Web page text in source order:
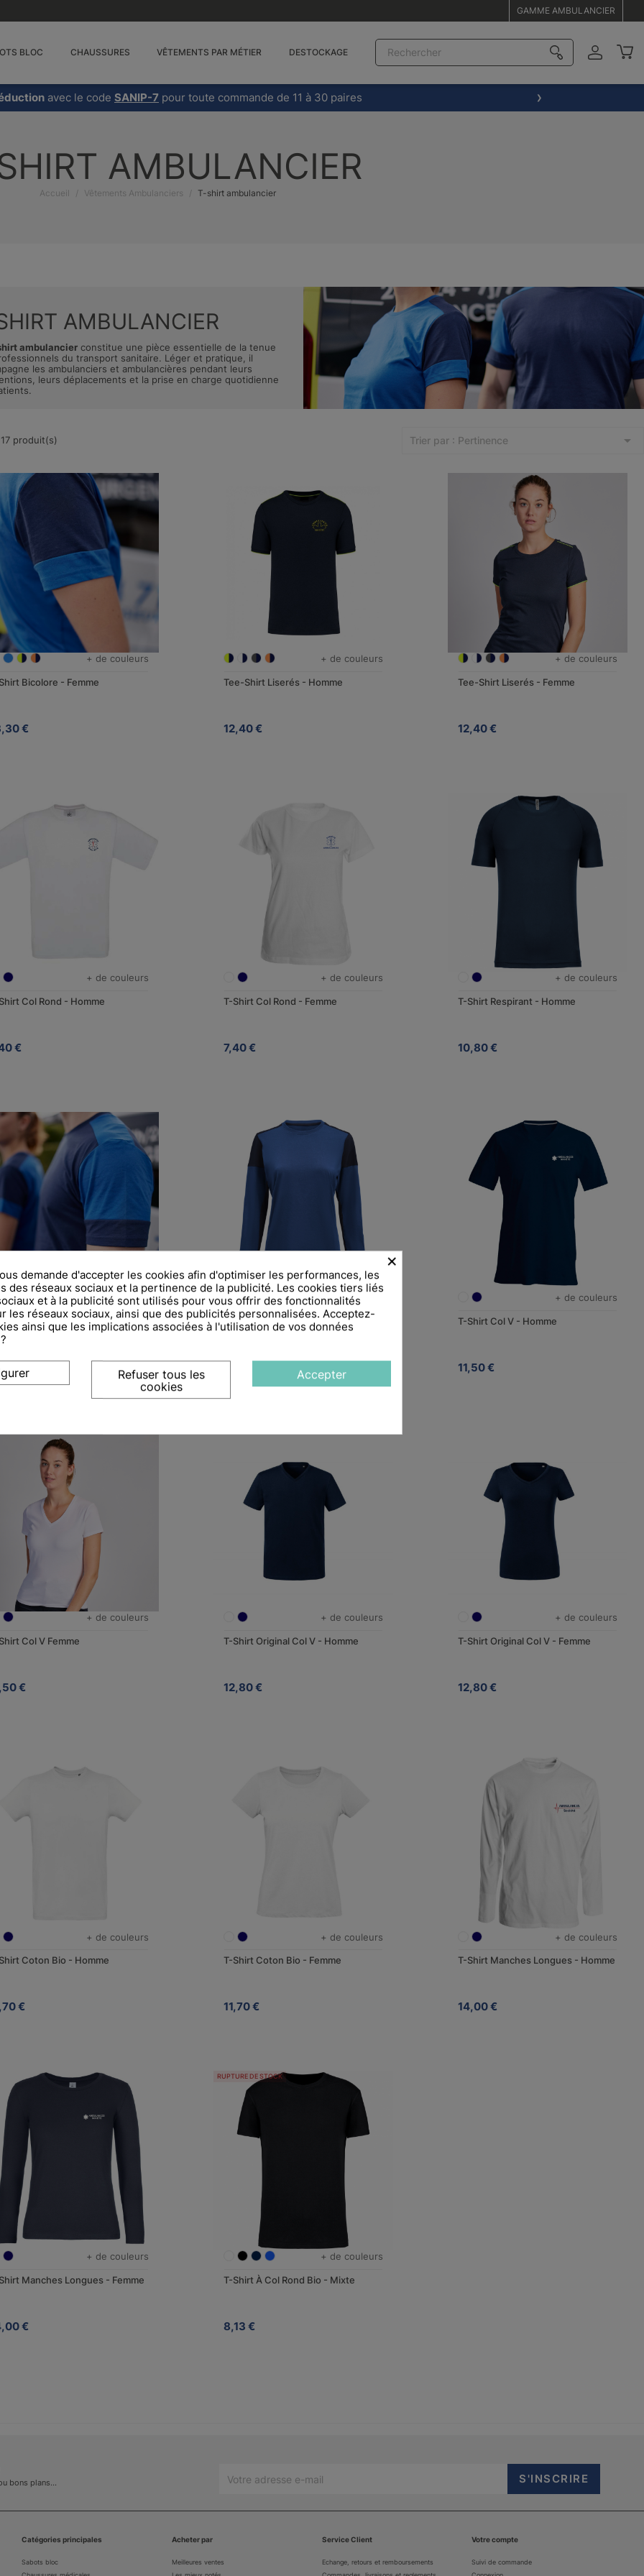
GAMME AMBULANCIER
BLOC CHAUSSURES VÊTEMENTS PAR MÉTIER DESTOCKAGE
avec le code SANIP-7 pour toute commande de 11 à 30 paires
AMBULANCIER
Accueil Vêtements Ambulanciers T-shirt ambulancier
AMBULANCIER
ambulancier constitue une pièce essentielle de la tenue
du transport sanitaire. Léger et pratique, il
les ambulanciers et ambulancières pendant leurs
leurs déplacements et la prise en charge quotidienne
produit(s) Trier par : Pertinence 
+ de couleurs
Bicolore - Femme
€
+ de couleurs
Tee-Shirt Liserés - Homme
12,40 €
+ de couleurs
Tee-Shirt Liserés - Femme
12,40 €
+ de couleurs
Col Rond - Homme
€
+ de couleurs
T-Shirt Col Rond - Femme
7,40 €
+ de couleurs
T-Shirt Respirant - Homme
10,80 €
+ de couleurs
Bicolore - Homme
€
+ de couleurs
T-Shirt Manches Longues Femme
+ de couleurs
T-Shirt Col V - Homme
11,50 €
+ de couleurs
Col V Femme
€
+ de couleurs
T-Shirt Original Col V - Homme
12,80 €
+ de couleurs
T-Shirt Original Col V - Femme
12,80 €
+ de couleurs
Coton Bio - Homme
€
+ de couleurs
T-Shirt Coton Bio - Femme
11,70 €
+ de couleurs
T-Shirt Manches Longues - Homme
14,00 €
+ de couleurs
Manches Longues - Femme
€
+ de couleurs
T-Shirt À Col Rond Bio - Mixte
8,13 €
RUPTURE DE STOCK
bons plans…
Catégories principales
Sabots bloc
Acheter par
Meilleures ventes
Service Client
Echange, retours et remboursements
Votre compte
Suivi de commande
×
demande d'accepter les cookies afin d'optimiser les performances, les
des réseaux sociaux et la pertinence de la publicité. Les cookies tiers liés
et à la publicité sont utilisés pour vous offrir des fonctionnalités
les réseaux sociaux, ainsi que des publicités personnalisées. Acceptez-
ainsi que les implications associées à l'utilisation de vos données
Accepter
Refuser tous les
cookies